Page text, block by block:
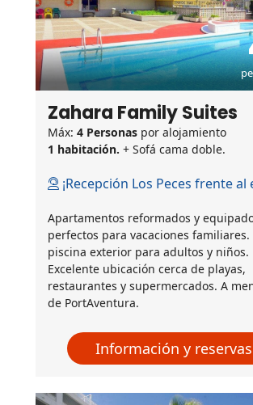
Zahara Family Suites
Máx: 4 Personas por alojamiento
1 habitación. + Sofá cama doble.
¡Recepción Los Peces frente al
Apartamentos reformados y
perfectos para vacaciones familiares.
piscina exterior para adultos y niños.
Excelente ubicación cerca de playas,
restaurantes y supermercados. A
de PortAventura.
Información y reservas